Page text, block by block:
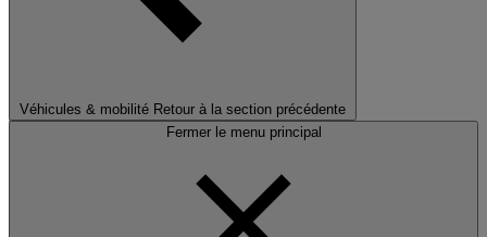
Véhicules & mobilité Retour à la section précédente
Fermer le menu principal